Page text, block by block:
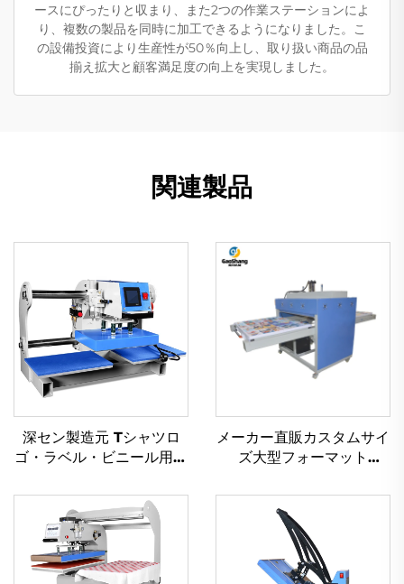
ースにぴったりと収まり、また2つの作業ステーションによ
り、複数の製品を同時に加工できるようになりました。こ
の設備投資により生産性が50％向上し、取り扱い商品の品
揃え拡大と顧客満足度の向上を実現しました。
関連製品
深セン製造元 Tシャツロ
ゴ・ラベル・ビニール用空
インチ対応・自動DTF熱プ
レス機）
メーカー直販カスタムサイ
ズ大型フォーマット
プレス機（新品・昇華熱転
写対応）